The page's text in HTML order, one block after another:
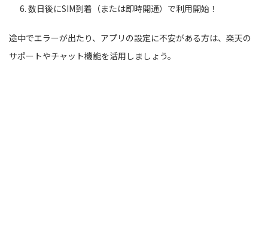
数日後にSIM到着（または即時開通）で利用開始！
途中でエラーが出たり、アプリの設定に不安がある方は、楽天の
サポートやチャット機能を活用しましょう。